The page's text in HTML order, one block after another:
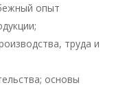
опыт
труда и
основы